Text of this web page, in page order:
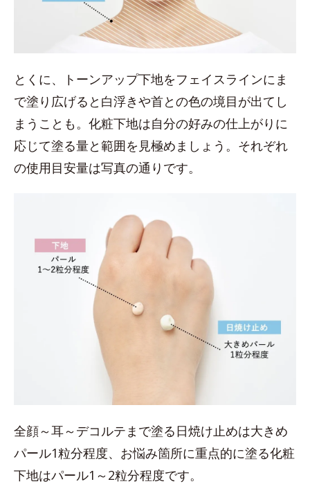
とくに、トーンアップ下地をフェイスラインにま
で塗り広げると白浮きや首との色の境目が出てし
まうことも。化粧下地は自分の好みの仕上がりに
応じて塗る量と範囲を見極めましょう。それぞれ
の使用目安量は写真の通りです。
全顔～耳～デコルテまで塗る日焼け止めは大きめ
パール1粒分程度、お悩み箇所に重点的に塗る化粧
下地はパール1～2粒分程度です。